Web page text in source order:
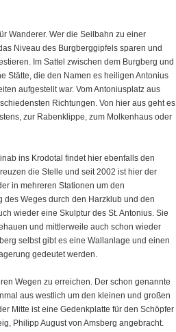
Wanderer. Wer die Seilbahn zu einer
Niveau des Burgberggipfels sparen und
Im Sattel zwischen dem Burgberg und
Stätte, die den Namen es heiligen Antonius
aufgestellt war. Vom Antoniusplatz aus
Richtungen. Von hier aus geht es
zur Rabenklippe, zum Molkenhaus oder
ins Krodotal findet hier ebenfalls den
die Stelle und seit 2002 ist hier der
in mehreren Stationen um den
Weges durch den Harzklub und den
wieder eine Skulptur des St. Antonius. Sie
und mittlerweile auch schon wieder
selbst gibt es eine Wallanlage und einen
gedeutet werden.
Wegen zu erreichen. Der schon genannte
aus westlich um den kleinen und großen
Mitte ist eine Gedenkplatte für den Schöpfer
Philipp August von Amsberg angebracht.